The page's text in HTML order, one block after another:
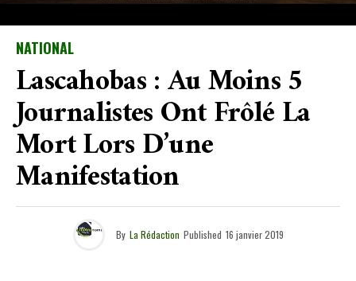
NATIONAL
Lascahobas : Au Moins 5
Journalistes Ont Frôlé La
Mort Lors D’une
Manifestation
By La Rédaction Published 16 janvier 2019